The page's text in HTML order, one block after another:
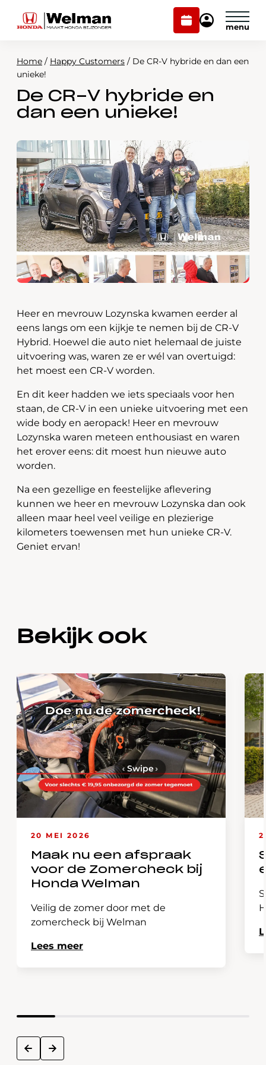
Plan
onderhoud
Mijn
Modellen
Voorraad
Over ons
Webshop
Contact
Plan onderhoud
Home / Happy Customers / De CR-V hybride en dan een
unieke!
De CR-V hybride en
dan een unieke!
Heer en mevrouw Lozynska kwamen eerder al
eens langs om een kijkje te nemen bij de CR-V
Hybrid. Hoewel die auto niet helemaal de juiste
uitvoering was, waren ze er wél van overtuigd:
het moest een CR-V worden.
En dit keer hadden we iets speciaals voor hen
staan, de CR-V in een unieke uitvoering met een
wide body en aeropack! Heer en mevrouw
Lozynska waren meteen enthousiast en waren
het erover eens: dit moest hun nieuwe auto
worden.
Na een gezellige en feestelijke aflevering
kunnen we heer en mevrouw Lozynska dan ook
alleen maar heel veel veilige en plezierige
kilometers toewensen met hun unieke CR-V.
Geniet ervan!
Bekijk ook
20 MEI 2026
Maak nu een afspraak
voor de Zomercheck bij
Honda Welman
Veilig de zomer door met de
zomercheck bij Welman
Lees meer
prev next
‹ Swipe›